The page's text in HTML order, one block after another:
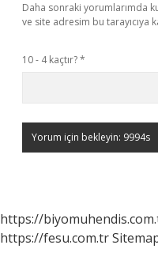
Daha sonraki yorumlarımda
ve site adresim bu tarayıcıya
10 - 4 kaçtır?*
https://
https://fesu.com.tr